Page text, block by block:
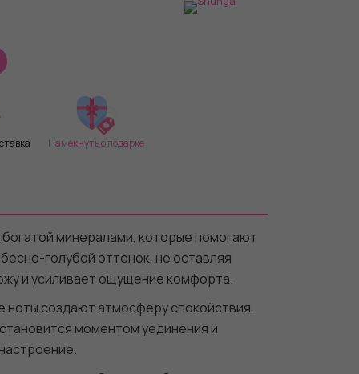
Намекнуть о подарке
минералами, которые помогают
голубой оттенок, не оставляя
и усиливает ощущение комфорта.
создают атмосферу спокойствия,
моментом уединения и